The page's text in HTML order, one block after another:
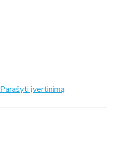
Parašyti įvertinimą